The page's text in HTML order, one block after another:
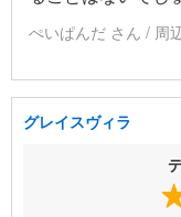
ぺいぱんだ さん / 周
グレイスヴィラ